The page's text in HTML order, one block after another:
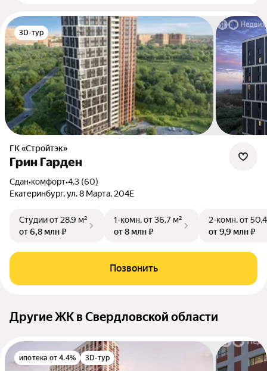
3D-тур
ГК «Стройтэк»
Грин Гарден
Сдан•комфорт•4.3 (60)
Екатеринбург, ул. 8 Марта, 204Е
Студииот 28,9 м²
от 6,8 млн ₽
1-комн.от 36,7 м²
от 8 млн ₽
2-комн.от
от 9,9 млн ₽
Позвонить
Другие ЖК в Свердловской области
ипотека от 4.4% 3D-тур